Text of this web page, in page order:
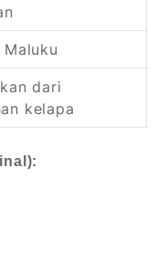
dari
kelapa